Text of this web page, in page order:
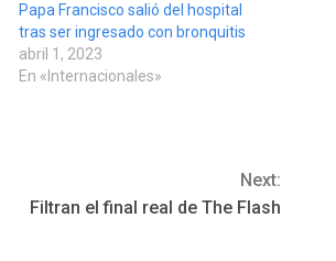
Papa Francisco salió del hospital
tras ser ingresado con bronquitis
abril 1, 2023
En «Internacionales»
Next:
Filtran el final real de The Flash